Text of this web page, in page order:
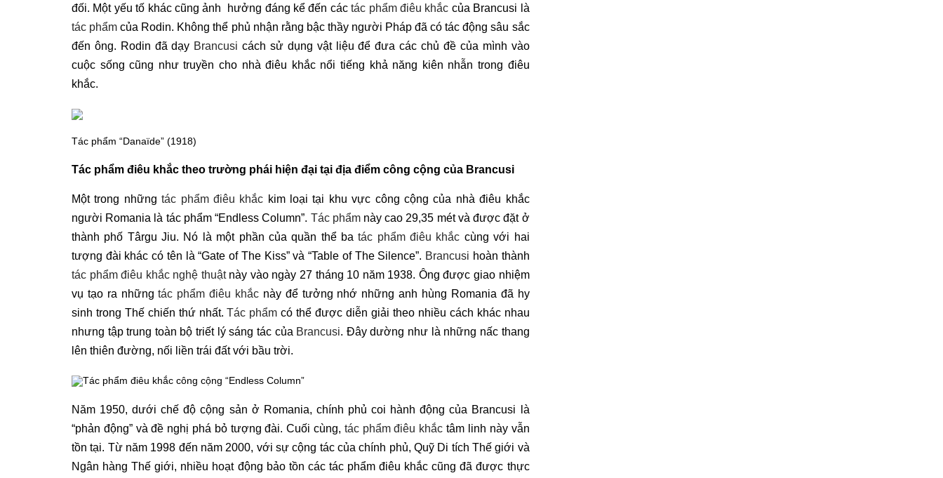
đối. Một yếu tố khác cũng ảnh hưởng đáng kể đến cáctác phẩm điêu khắc của Brancusi là
tác phẩm của Rodin. Không thể phủ nhận rằng bậc thầy người Pháp đã có tác động sâu sắc
đến ông. Rodin đã dạy Brancusi cách sử dụng vật liệu để đưa các chủ đề của mình vào
cuộc sống cũng như truyền cho nhà điêu khắc nổi tiếng khả năng kiên nhẫn trong điêu
khắc.
Tác phẩm “Danaïde” (1918)
Tác phẩm điêu khắc theo trường phái hiện đại tại địa điểm công cộng của Brancusi
Một trong nhữngtác phẩm điêu khắc kim loại tại khu vực công cộng của nhà điêu khắc
người Romania là tác phẩm “Endless Column”. Tác phẩmnày cao 29,35 mét và được đặt ở
thành phố Târgu Jiu. Nó là một phần của quần thể batác phẩm điêu khắc cùng với hai
tượng đài khác có tên là “Gate of The Kiss” và “Table of The Silence”. Brancusi hoàn thành
tác phẩm điêu khắc nghệ thuậtnày vào ngày 27 tháng 10 năm 1938. Ông được giao nhiệm
vụ tạo ra nhữngtác phẩm điêu khắcnày để tưởng nhớ những anh hùng Romania đã hy
sinh trong Thế chiến thứ nhất.Tác phẩm có thể được diễn giải theo nhiều cách khác nhau
nhưng tập trung toàn bộ triết lý sáng tác của Brancusi. Đây dường như là những nấc thang
lên thiên đường, nối liền trái đất với bầu trời.
Tác phẩm điêu khắc công cộng “Endless Column”
Năm 1950, dưới chế độ cộng sản ở Romania, chính phủ coi hành động của Brancusi là
“phản động” và đề nghị phá bỏ tượng đài. Cuối cùng, tác phẩm điêu khắc tâm linh này vẫn
tồn tại. Từ năm 1998 đến năm 2000, với sự cộng tác của chính phủ, Quỹ Di tích Thế giới và
Ngân hàng Thế giới, nhiều hoạt động bảo tồn các tác phẩm điêu khắc cũng đã được thực